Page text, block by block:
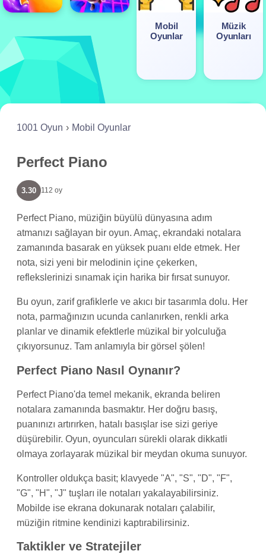
Mobil
Oyunlar
Müzik
Oyunları
1001 Oyun Mobil Oyunlar
Perfect Piano
3.30 112 oy
Perfect Piano, müziğin büyülü dünyasına adım
atmanızı sağlayan bir oyun. Amaç, ekrandaki notalara
zamanında basarak en yüksek puanı elde etmek. Her
nota, sizi yeni bir melodinin içine çekerken,
reflekslerinizi sınamak için harika bir fırsat sunuyor.
Bu oyun, zarif grafiklerle ve akıcı bir tasarımla dolu. Her
nota, parmağınızın ucunda canlanırken, renkli arka
planlar ve dinamik efektlerle müzikal bir yolculuğa
çıkıyorsunuz. Tam anlamıyla bir görsel şölen!
Perfect Piano Nasıl Oynanır?
Perfect Piano'da temel mekanik, ekranda beliren
notalara zamanında basmaktır. Her doğru basış,
puanınızı artırırken, hatalı basışlar ise sizi geriye
düşürebilir. Oyun, oyuncuları sürekli olarak dikkatli
olmaya zorlayarak müzikal bir meydan okuma sunuyor.
Kontroller oldukça basit; klavyede "A", "S", "D", "F",
"G", "H", "J" tuşları ile notaları yakalayabilirsiniz.
Mobilde ise ekrana dokunarak notaları çalabilir,
müziğin ritmine kendinizi kaptırabilirsiniz.
Taktikler ve Stratejiler